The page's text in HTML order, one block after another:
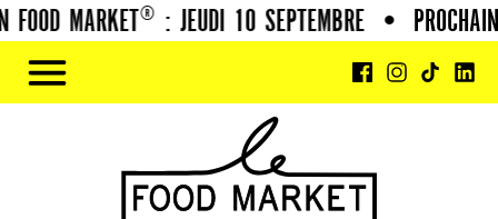
MARKET® : JEUDI 10 SEPTEMBRE • PROCHAIN